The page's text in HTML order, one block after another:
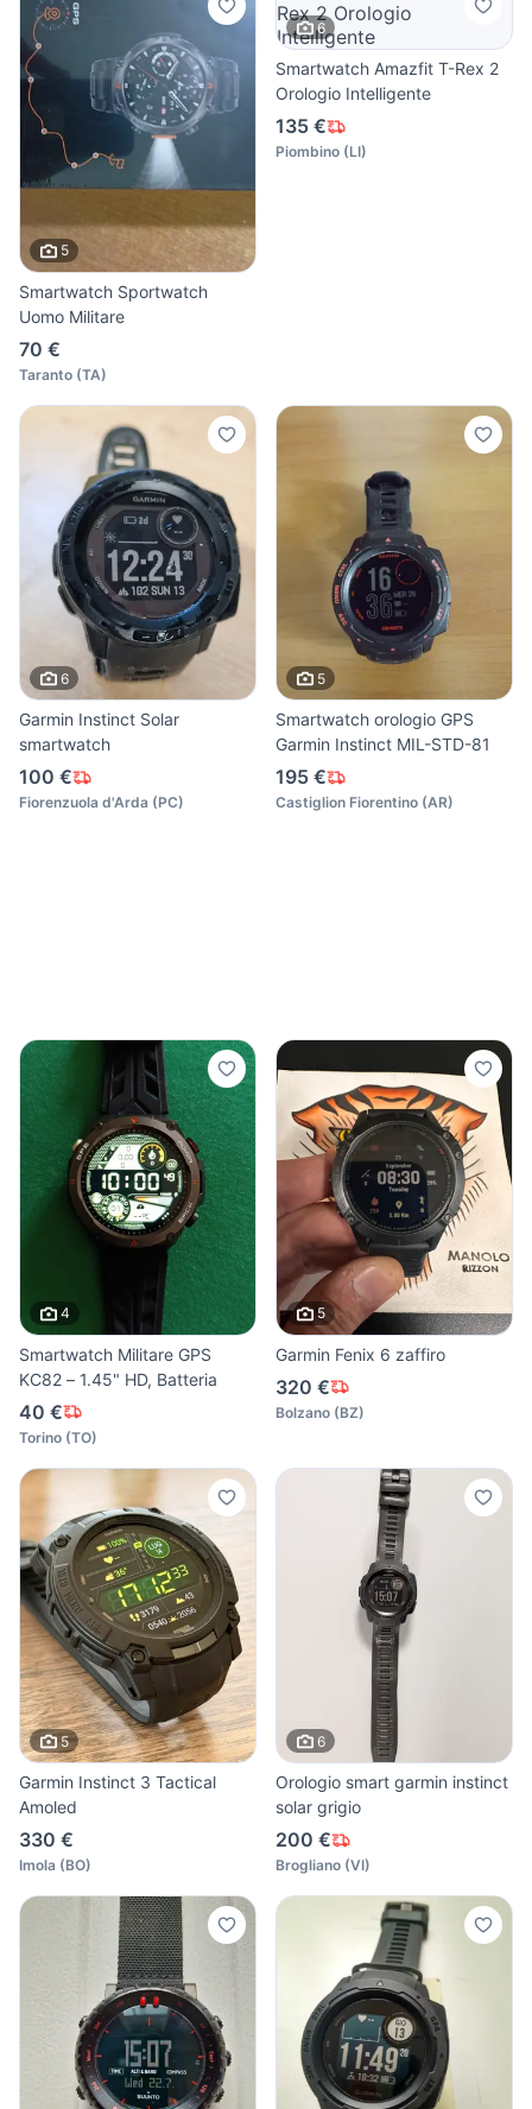
5
Smartwatch Sportwatch
Uomo Militare
70 €
Taranto (TA)
6
Smartwatch Amazfit T-Rex 2
Orologio Intelligente
135 €
Piombino (LI)
6
Garmin Instinct Solar
smartwatch
100 €
Fiorenzuola d'Arda (PC)
5
Smartwatch orologio GPS
Garmin Instinct MIL-STD-81
195 €
Castiglion Fiorentino (AR)
4
Smartwatch Militare GPS
KC82 – 1.45" HD, Batteria
40 €
Torino (TO)
5
Garmin Fenix 6 zaffiro
320 €
Bolzano (BZ)
5
Garmin Instinct 3 Tactical
Amoled
330 €
Imola (BO)
6
Orologio smart garmin instinct
solar grigio
200 €
Brogliano (VI)